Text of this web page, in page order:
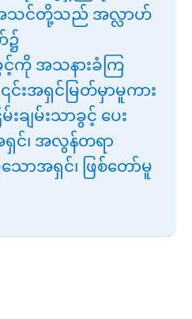
အသင်တို့သည် အလ္လာဟ်
၌
င့်ကို အသနားခံကြ
းအရှင်မြတ်မှာမူကား
ျမ်းသာခွင့် ပေး
င်၊ အလွန်တရာ
ောအရှင်၊ ဖြစ်တော်မူ